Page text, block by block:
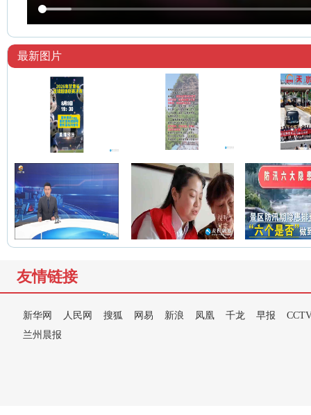
最新图片
友情链接
新华网 人民网 搜狐 网易 新浪 凤凰 千龙 早报
兰州晨报